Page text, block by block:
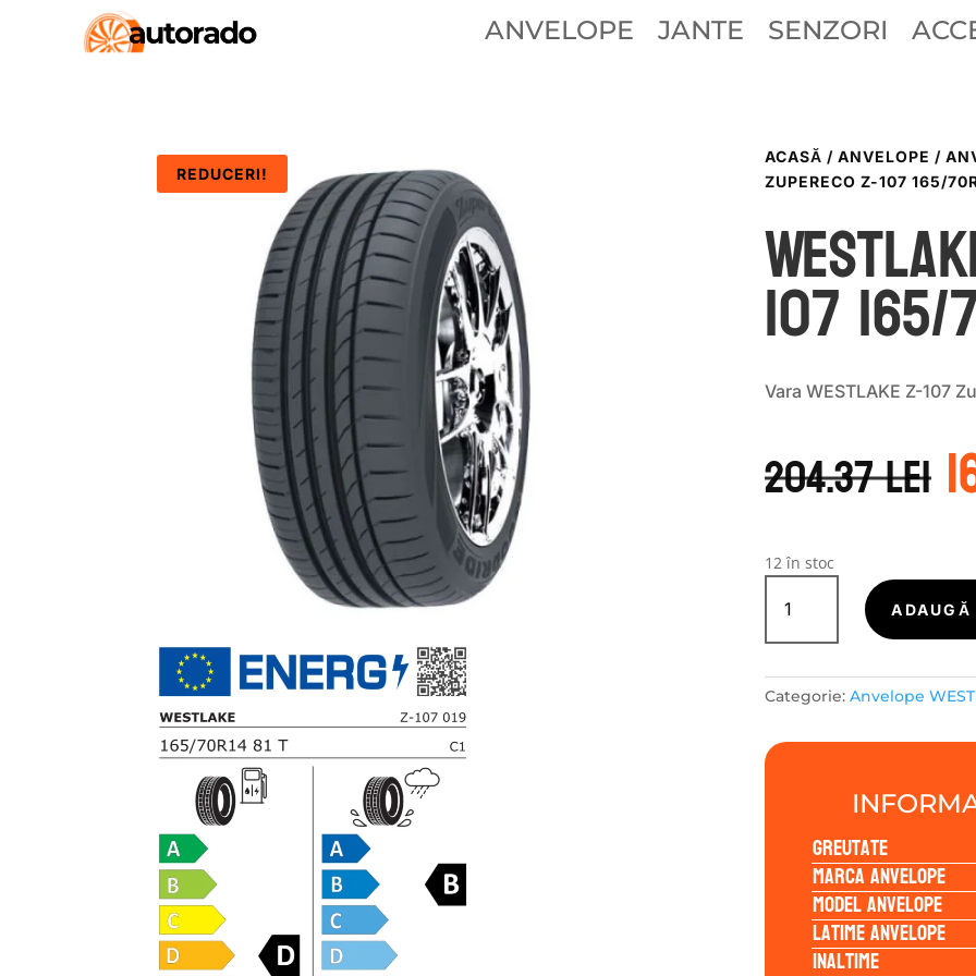
ANVELOPE JANTE SENZORI
REDUCERI!
ACASĂ / ANVELOPE /
ZUPERECO Z-107 165/
107 165/
Vara WESTLAKE Z-107
204.37lei a
12 în stoc
Cantitate
WestLake
ZUPERECO
107
165/70R14
81T
ADAUGĂ
Categorie: Anvelope
Greutate
Marca anvelope
Model anvelope
Latime anvelope
Inaltime